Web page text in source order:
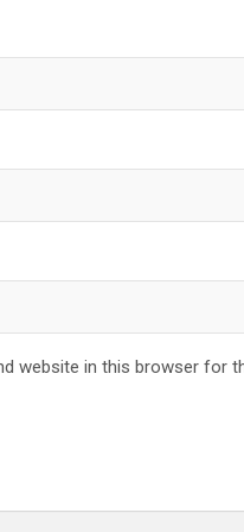
website in this browser for